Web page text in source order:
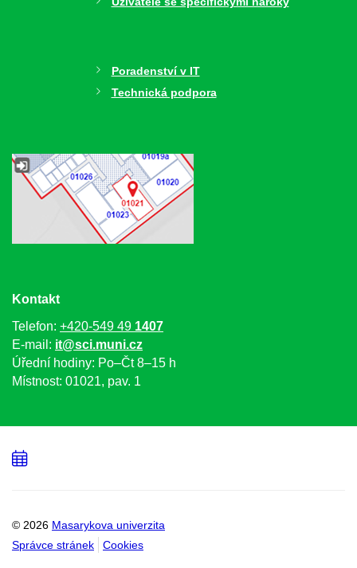
Poradenství v IT
Technická podpora
Kontakt
Telefon: +420-549 49 1407
E-mail: it@sci.muni.cz
Úřední hodiny: Po–Čt 8–15 h
Místnost: 01021, pav. 1
© 2026 Masarykova univerzita
Správce stránek
Cookies
Přidat